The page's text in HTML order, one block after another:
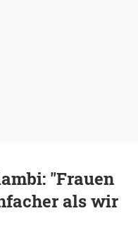
"Frauen
als wir